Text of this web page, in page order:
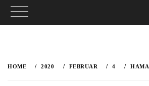
HOME 2020 FEBRUAR 4